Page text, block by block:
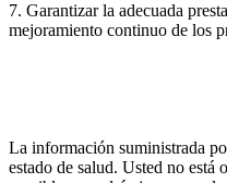
7. Garantizar la adecuada
mejoramiento continuo de los
La información suministrada
estado de salud. Usted no está